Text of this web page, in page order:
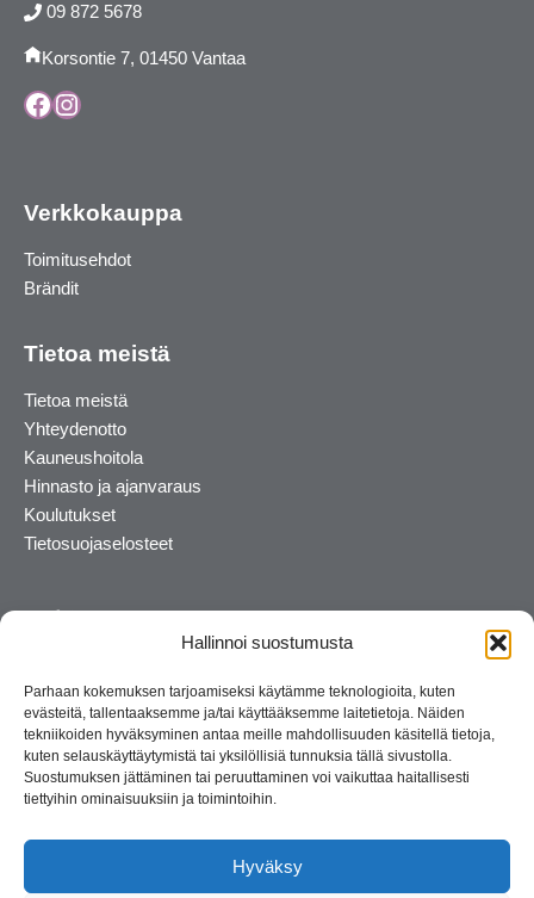
Hallinnoi suostumusta
Parhaan kokemuksen tarjoamiseksi käytämme teknologioita, kuten
evästeitä, tallentaaksemme ja/tai käyttääksemme laitetietoja. Näiden
tekniikoiden hyväksyminen antaa meille mahdollisuuden käsitellä tietoja,
kuten selauskäyttäytymistä tai yksilöllisiä tunnuksia tällä sivustolla.
Suostumuksen jättäminen tai peruuttaminen voi vaikuttaa haitallisesti
tiettyihin ominaisuuksiin ja toimintoihin.
Hyväksy
09 872 5678
Korsontie 7, 01450 Vantaa
Facebook
Instagram
Verkkokauppa
Toimitusehdot
Brändit
Tietoa meistä
Tietoa meistä
Yhteydenotto
Kauneushoitola
Hinnasto ja ajanvaraus
Koulutukset
Tietosuojaselosteet
perheyritys yli 35 vuotta.